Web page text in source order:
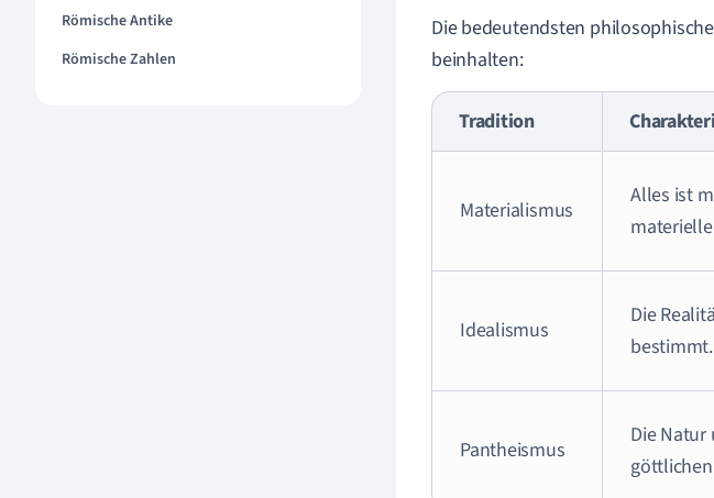
Römische Antike
Römische Zahlen
Die bedeutendsten
beinhalten:
Tradition
Materialismus
Alles ist
Idealismus
Die
bestimmt.
Pantheismus
Die